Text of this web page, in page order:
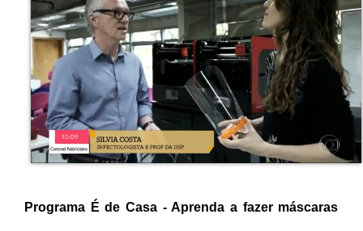
Programa É de Casa - Aprenda a fazer máscaras